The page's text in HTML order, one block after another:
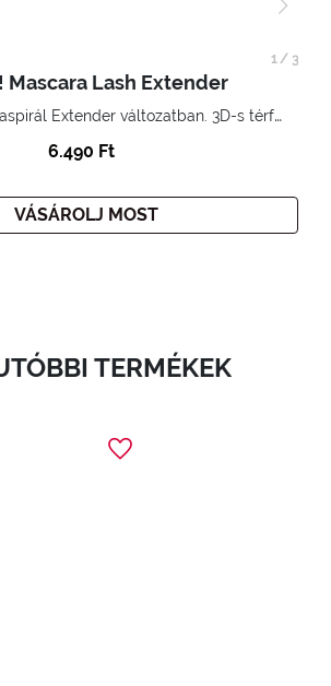
Mascara Lash Extender
A Pupa szempillaspirál Extender változatban. 3D-s térfogatnövelő hatás. Hihetetlenül hosszú és göndör szempillák
6.490 Ft
VÁSÁROLJ MOST
1/ 3
TERMÉKEK